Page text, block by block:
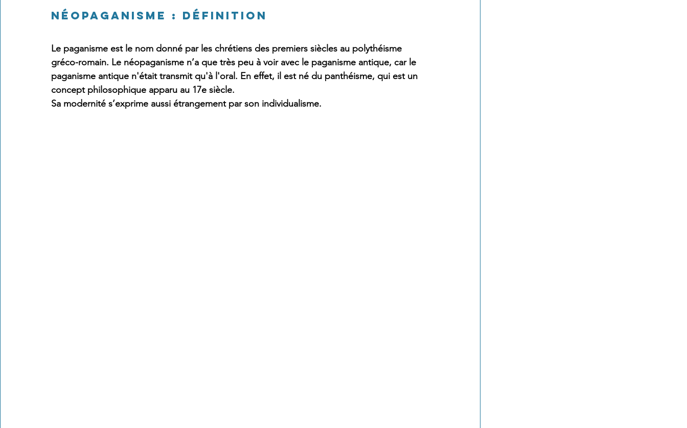
Néopaganisme : définition
Le paganisme est le nom donné par les chrétiens des premiers siècles au polythéisme
gréco-romain. Le néopaganisme n’a que très peu à voir avec le paganisme antique, car le
paganisme antique n'était transmit qu'à l'oral. En effet, il est né du panthéisme, qui est un
concept philosophique apparu au 17e siècle.
Sa modernité s’exprime aussi étrangement par son individualisme.